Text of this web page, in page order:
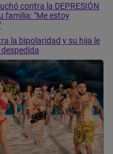
contra la DEPRESIÓN
familia: "Me estoy
la bipolaridad y su hija le
despedida